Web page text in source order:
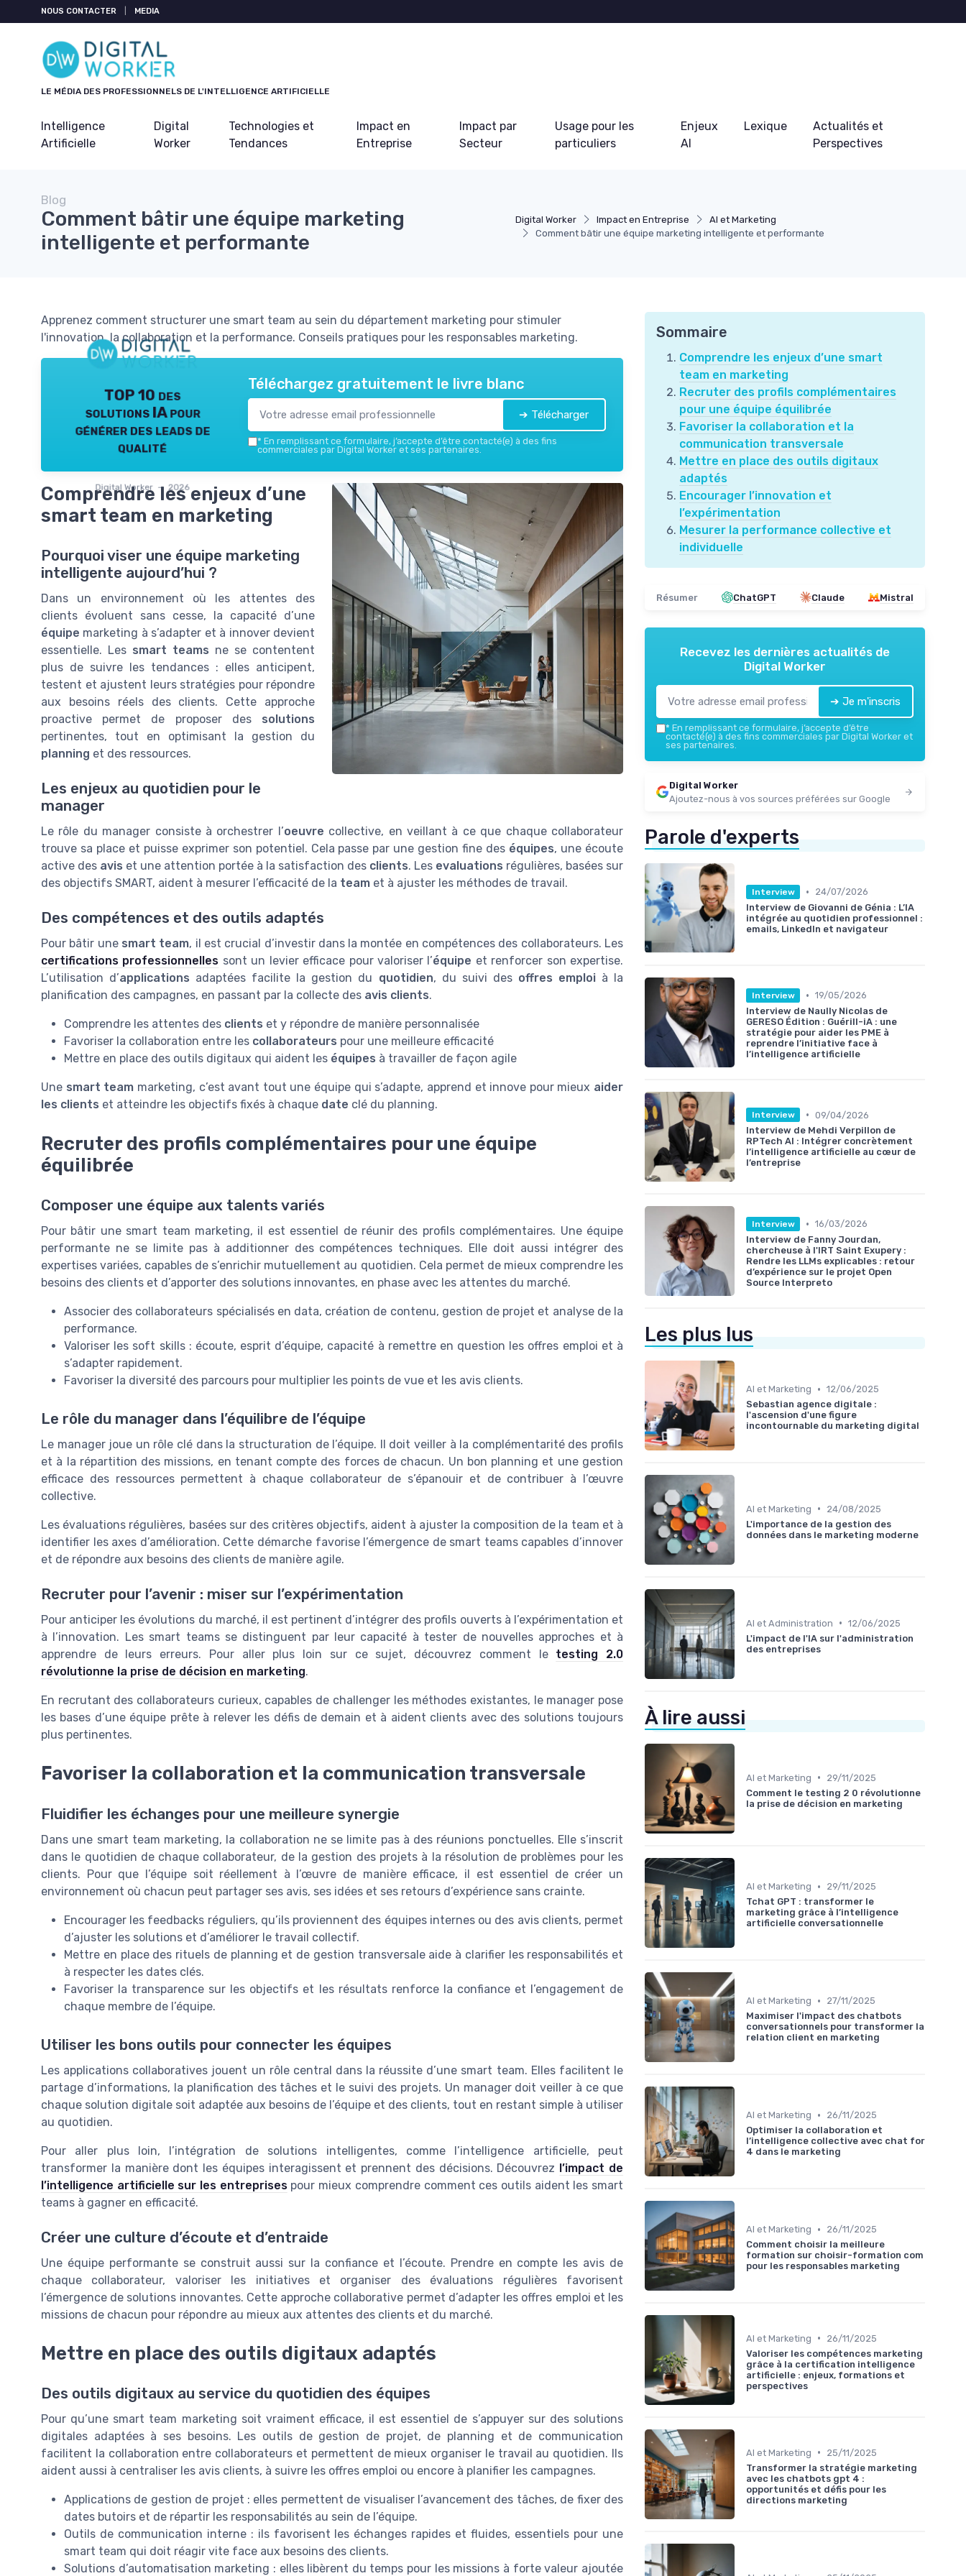
NOUS CONTACTER MEDIA
LE MÉDIA DES PROFESSIONNELS DE L'INTELLIGENCE ARTIFICIELLE
Intelligence
Artificielle
Digital
Worker
Technologies et
Tendances
Impact en
Entreprise
Impact par
Secteur
Usage pour les
particuliers
Enjeux
AI
Lexique
Actualités et
Perspectives
Digital Worker Impact en Entreprise
AI et Marketing
Comment bâtir une équipe marketing intelligente et performante
Blog
Comment bâtir une équipe marketing
intelligente et performante
Apprenez comment structurer une smart team au sein du département marketing pour stimuler
l'innovation, la collaboration et la performance. Conseils pratiques pour les responsables marketing.
TOP 10 des
solutions IA pour
générer des leads de
qualité
Digital Worker — 2026
Téléchargez gratuitement le livre blanc
➔ Télécharger
* En remplissant ce formulaire, j’accepte d’être contacté(e) à des fins
commerciales par Digital Worker et ses partenaires.
Comprendre les enjeux d’une
smart team en marketing
Pourquoi viser une équipe marketing
intelligente aujourd’hui ?
Dans un environnement où les attentes des
clients évoluent sans cesse, la capacité d’une
équipe marketing à s’adapter et à innover devient
essentielle. Les smart teams ne se contentent
plus de suivre les tendances : elles anticipent,
testent et ajustent leurs stratégies pour répondre
aux besoins réels des clients. Cette approche
proactive permet de proposer des solutions
pertinentes, tout en optimisant la gestion du
planning et des ressources.
Les enjeux au quotidien pour le
manager
Le rôle du manager consiste à orchestrer l’oeuvre collective, en veillant à ce que chaque collaborateur
trouve sa place et puisse exprimer son potentiel. Cela passe par une gestion fine des équipes, une écoute
active des avis et une attention portée à la satisfaction des clients. Les evaluations régulières, basées sur
des objectifs SMART, aident à mesurer l’efficacité de la team et à ajuster les méthodes de travail.
Des compétences et des outils adaptés
Pour bâtir une smart team, il est crucial d’investir dans la montée en compétences des collaborateurs. Les
certifications professionnelles sont un levier efficace pour valoriser l’équipe et renforcer son expertise.
L’utilisation d’applications adaptées facilite la gestion du quotidien, du suivi des offres emploià la
planification des campagnes, en passant par la collecte des avis clients.
Comprendre les attentes des clients et y répondre de manière personnalisée
Favoriser la collaboration entre les collaborateurs pour une meilleure efficacité
Mettre en place des outils digitaux qui aident les équipes à travailler de façon agile
Une smart team marketing, c’est avant tout une équipe qui s’adapte, apprend et innove pour mieux aider
les clients et atteindre les objectifs fixés à chaque date clé du planning.
Recruter des profils complémentaires pour une équipe
équilibrée
Composer une équipe aux talents variés
Pour bâtir une smart team marketing, il est essentiel de réunir des profils complémentaires. Une équipe
performante ne se limite pas à additionner des compétences techniques. Elle doit aussi intégrer des
expertises variées, capables de s’enrichir mutuellement au quotidien. Cela permet de mieux comprendre les
besoins des clients et d’apporter des solutions innovantes, en phase avec les attentes du marché.
Associer des collaborateurs spécialisés en data, création de contenu, gestion de projet et analyse de la
performance.
Valoriser les soft skills : écoute, esprit d’équipe, capacité à remettre en question les offres emploi et à
s’adapter rapidement.
Favoriser la diversité des parcours pour multiplier les points de vue et les avis clients.
Le rôle du manager dans l’équilibre de l’équipe
Le manager joue un rôle clé dans la structuration de l’équipe. Il doit veiller à la complémentarité des profils
et à la répartition des missions, en tenant compte des forces de chacun. Un bon planning et une gestion
efficace des ressources permettent à chaque collaborateur de s’épanouir et de contribuer à l’œuvre
collective.
Les évaluations régulières, basées sur des critères objectifs, aident à ajuster la composition de la team et à
identifier les axes d’amélioration. Cette démarche favorise l’émergence de smart teams capables d’innover
et de répondre aux besoins des clients de manière agile.
Recruter pour l’avenir : miser sur l’expérimentation
Pour anticiper les évolutions du marché, il est pertinent d’intégrer des profils ouverts à l’expérimentation et
à l’innovation. Les smart teams se distinguent par leur capacité à tester de nouvelles approches et à
apprendre de leurs erreurs. Pour aller plus loin sur ce sujet, découvrez comment le testing 2.0
révolutionne la prise de décision en marketing.
En recrutant des collaborateurs curieux, capables de challenger les méthodes existantes, le manager pose
les bases d’une équipe prête à relever les défis de demain et à aident clients avec des solutions toujours
plus pertinentes.
Favoriser la collaboration et la communication transversale
Fluidifier les échanges pour une meilleure synergie
Dans une smart team marketing, la collaboration ne se limite pas à des réunions ponctuelles. Elle s’inscrit
dans le quotidien de chaque collaborateur, de la gestion des projets à la résolution de problèmes pour les
clients. Pour que l’équipe soit réellement à l’œuvre de manière efficace, il est essentiel de créer un
environnement où chacun peut partager ses avis, ses idées et ses retours d’expérience sans crainte.
Encourager les feedbacks réguliers, qu’ils proviennent des équipes internes ou des avis clients, permet
d’ajuster les solutions et d’améliorer le travail collectif.
Mettre en place des rituels de planning et de gestion transversale aide à clarifier les responsabilités et
à respecter les dates clés.
Favoriser la transparence sur les objectifs et les résultats renforce la confiance et l’engagement de
chaque membre de l’équipe.
Utiliser les bons outils pour connecter les équipes
Les applications collaboratives jouent un rôle central dans la réussite d’une smart team. Elles facilitent le
partage d’informations, la planification des tâches et le suivi des projets. Un manager doit veiller à ce que
chaque solution digitale soit adaptée aux besoins de l’équipe et des clients, tout en restant simple à utiliser
au quotidien.
Pour aller plus loin, l’intégration de solutions intelligentes, comme l’intelligence artificielle, peut
transformer la manière dont les équipes interagissent et prennent des décisions. Découvrez l’impact de
l’intelligence artificielle sur les entreprisespour mieux comprendre comment ces outils aident les smart
teams à gagner en efficacité.
Créer une culture d’écoute et d’entraide
Une équipe performante se construit aussi sur la confiance et l’écoute. Prendre en compte les avis de
chaque collaborateur, valoriser les initiatives et organiser des évaluations régulières favorisent
l’émergence de solutions innovantes. Cette approche collaborative permet d’adapter les offres emploi et les
missions de chacun pour répondre au mieux aux attentes des clients et du marché.
Mettre en place des outils digitaux adaptés
Des outils digitaux au service du quotidien des équipes
Pour qu’une smart team marketing soit vraiment efficace, il est essentiel de s’appuyer sur des solutions
digitales adaptées à ses besoins. Les outils de gestion de projet, de planning et de communication
facilitent la collaboration entre collaborateurs et permettent de mieux organiser le travail au quotidien. Ils
aident aussi à centraliser les avis clients, à suivre les offres emploi ou encore à planifier les campagnes.
Applications de gestion de projet : elles permettent de visualiser l’avancement des tâches, de fixer des
dates butoirs et de répartir les responsabilités au sein de l’équipe.
Outils de communication interne : ils favorisent les échanges rapides et fluides, essentiels pour une
smart team qui doit réagir vite face aux besoins des clients.
Solutions d’automatisation marketing : elles libèrent du temps pour les missions à forte valeur ajoutée
Sommaire
Comprendre les enjeux d’une smart
team en marketing
Recruter des profils complémentaires
pour une équipe équilibrée
Favoriser la collaboration et la
communication transversale
Mettre en place des outils digitaux
adaptés
Encourager l’innovation et
l’expérimentation
Mesurer la performance collective et
individuelle
Résumer ChatGPT Claude Mistral
Recevez les dernières actualités de
Digital Worker
➔ Je m'inscris
* En remplissant ce formulaire, j’accepte d’être
contacté(e) à des fins commerciales par Digital Worker et
ses partenaires.
Digital Worker
Ajoutez-nous à vos sources préférées sur Google
Parole d'experts
Interview •
24/07/2026
Interview de Giovanni de Génia : L’IA
intégrée au quotidien professionnel :
emails, LinkedIn et navigateur
Interview • 19/05/2026
Interview de Naully Nicolas de
GERESO Édition : Guérill-iA : une
stratégie pour aider les PME à
reprendre l’initiative face à
l’intelligence artificielle
Interview • 09/04/2026
Interview de Mehdi Verpillon de
RPTech AI : Intégrer concrètement
l’intelligence artificielle au cœur de
l’entreprise
Interview • 16/03/2026
Interview de Fanny Jourdan,
chercheuse à l'IRT Saint Exupery :
Rendre les LLMs explicables : retour
d’expérience sur le projet Open
Source Interpreto
Les plus lus
AI et Marketing • 12/06/2025
Sebastian agence digitale :
l'ascension d'une figure
incontournable du marketing digital
AI et Marketing •
24/08/2025
L'importance de la gestion des
données dans le marketing moderne
AI et Administration • 12/06/2025
L'impact de l'IA sur l'administration
des entreprises
À lire aussi
AI et Marketing •
29/11/2025
Comment le testing 2 0 révolutionne
la prise de décision en marketing
AI et Marketing •
29/11/2025
Tchat GPT : transformer le
marketing grâce à l’intelligence
artificielle conversationnelle
AI et Marketing •
27/11/2025
Maximiser l'impact des chatbots
conversationnels pour transformer la
relation client en marketing
AI et Marketing •
26/11/2025
Optimiser la collaboration et
l’intelligence collective avec chat for
4 dans le marketing
AI et Marketing •
26/11/2025
Comment choisir la meilleure
formation sur choisir-formation com
pour les responsables marketing
AI et Marketing •
26/11/2025
Valoriser les compétences marketing
grâce à la certification intelligence
artificielle : enjeux, formations et
perspectives
AI et Marketing •
25/11/2025
Transformer la stratégie marketing
avec les chatbots gpt 4 :
opportunités et défis pour les
directions marketing
Panneau de gestion des cookies